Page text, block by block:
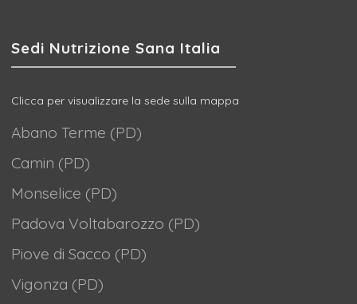
Sedi Nutrizione Sana Italia
Clicca per visualizzare la sede sulla mappa
Abano Terme (PD)
Camin (PD)
Monselice (PD)
Padova Voltabarozzo (PD)
Piove di Sacco (PD)
Vigonza (PD)